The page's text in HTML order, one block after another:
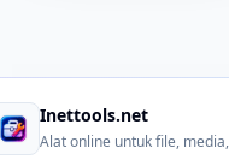
Inettools.net
Alat online untuk file,